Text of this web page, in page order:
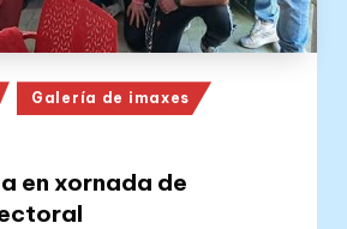
Galería de imaxes
en xornada de